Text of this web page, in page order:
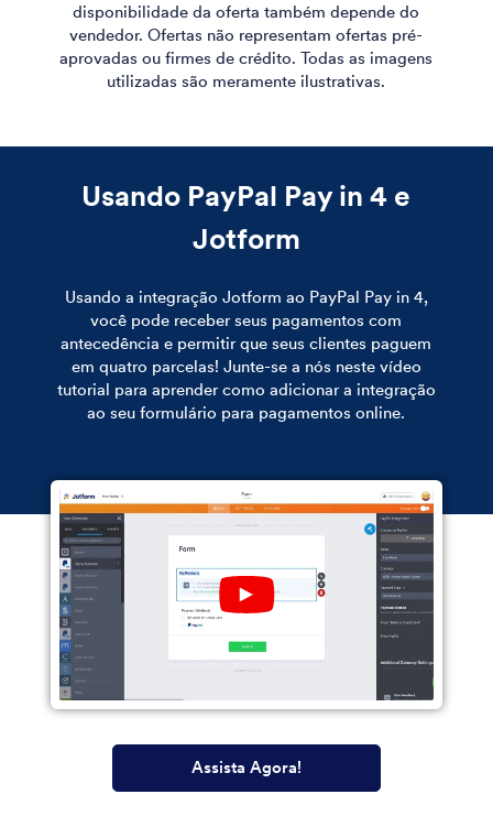
disponibilidade da oferta também depende do
vendedor. Ofertas não representam ofertas pré-
aprovadas ou firmes de crédito. Todas as imagens
utilizadas são meramente ilustrativas.
Usando PayPal Pay in 4 e
Jotform
Usando a integração Jotform ao PayPal Pay in 4,
você pode receber seus pagamentos com
antecedência e permitir que seus clientes paguem
em quatro parcelas! Junte-se a nós neste vídeo
tutorial para aprender como adicionar a integração
ao seu formulário para pagamentos online.
Play
YouTube
Assista Agora!